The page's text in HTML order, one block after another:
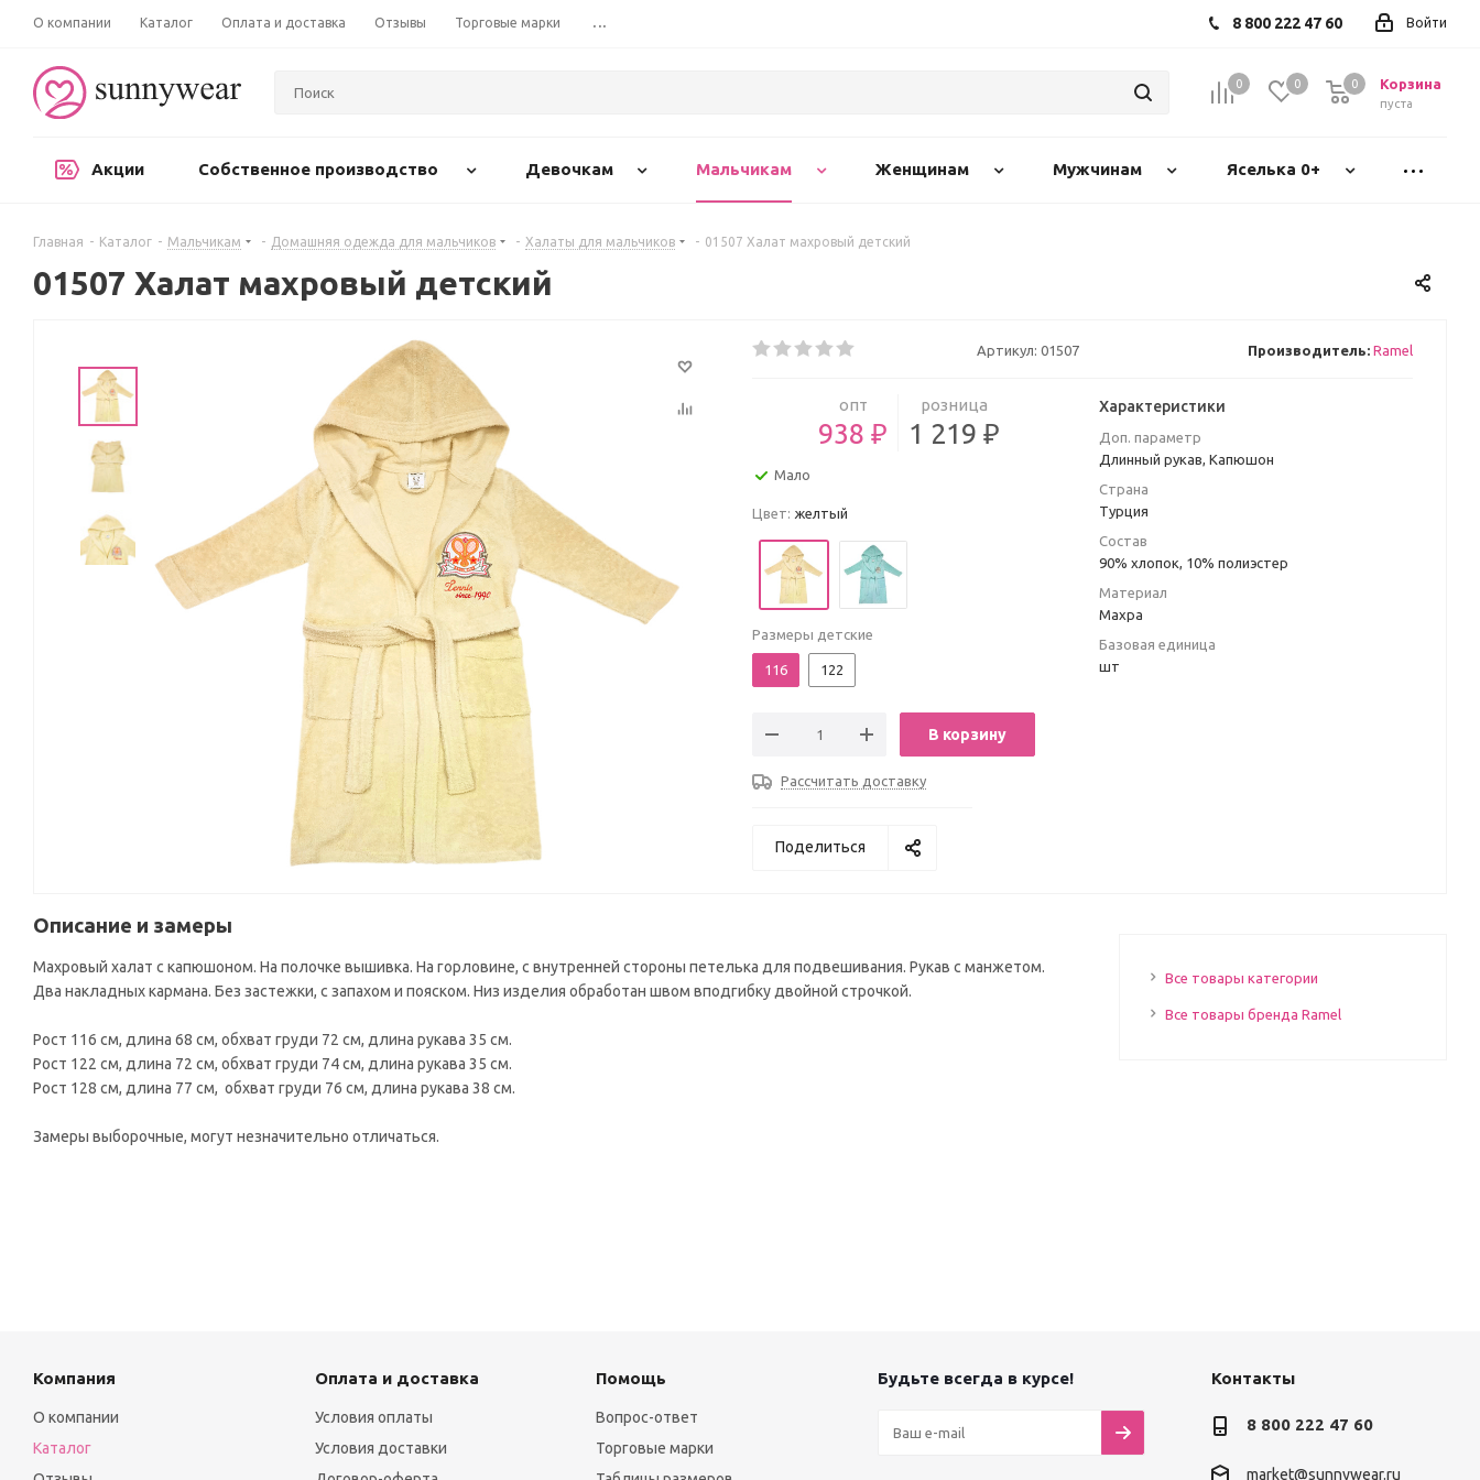
О компании Каталог Оплата и доставка Отзывы Торговые марки ... Войти
8 800 222 47 60
0 0 Корзина
пуста
0
Акции Собственное производство Девочкам Мальчикам Женщинам Мужчинам Яселька 0+
Главная - Каталог - Мальчикам - Домашняя одежда для мальчиков - Халаты для мальчиков - 01507 Халат махровый детский
01507 Халат махровый детский
Артикул: 01507 Производитель: Ramel
опт
938 ₽
розница
1 219 ₽
Мало
Цвет: желтый
Размеры детские
116 122
В корзину
Рассчитать доставку
Характеристики
Доп. параметр
Длинный рукав, Капюшон
Страна
Турция
Состав
90% хлопок, 10% полиэстер
Материал
Махра
Базовая единица
шт
Поделиться
Описание и замеры
Махровый халат с капюшоном. На полочке вышивка. На горловине, с внутренней стороны петелька для подвешивания. Рукав с манжетом.
Два накладных кармана. Без застежки, с запахом и пояском. Низ изделия обработан швом вподгибку двойной строчкой.
Рост 116 см, длина 68 см, обхват груди 72 см, длина рукава 35 см.
Рост 122 см, длина 72 см, обхват груди 74 см, длина рукава 35 см.
Рост 128 см, длина 77 см, обхват груди 76 см, длина рукава 38 см.
Замеры выборочные, могут незначительно отличаться.
Все товары категории
Все товары бренда Ramel
Компания
О компании
Каталог
Оплата и доставка
Условия оплаты
Условия доставки
Помощь
Вопрос-ответ
Торговые марки
Будьте всегда в курсе! Контакты
8 800 222 47 60
market@sunnywear.ru